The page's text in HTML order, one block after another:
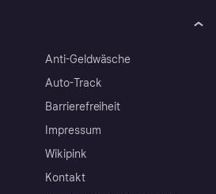
Anti-Geldwäsche
Auto-Track
Barrierefreiheit
Impressum
Wikipink
Kontakt